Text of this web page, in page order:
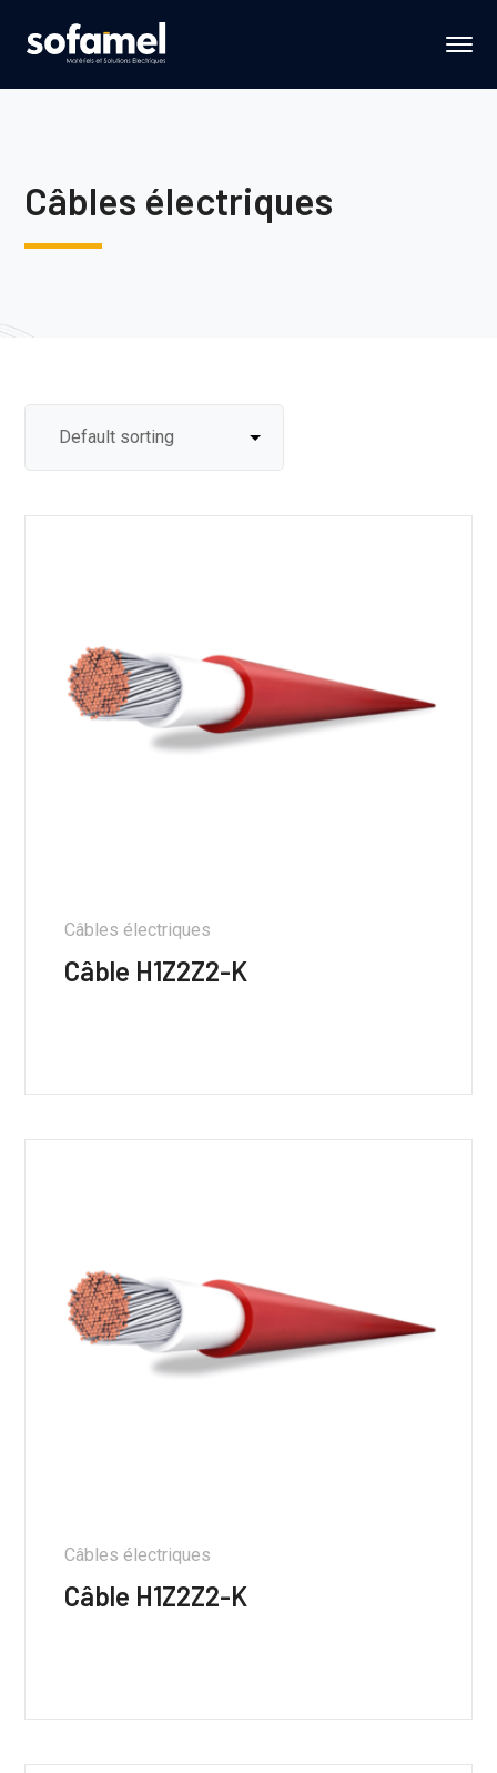
Câbles électriques
Câbles électriques
Câble H1Z2Z2-K
Câbles électriques
Câble H1Z2Z2-K